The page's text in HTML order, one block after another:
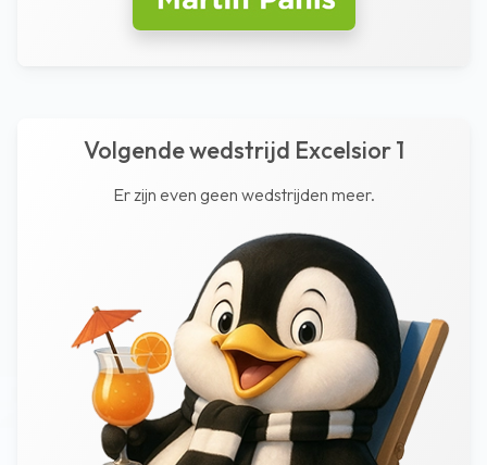
Volgende wedstrijd Excelsior 1
Er zijn even geen wedstrijden meer.